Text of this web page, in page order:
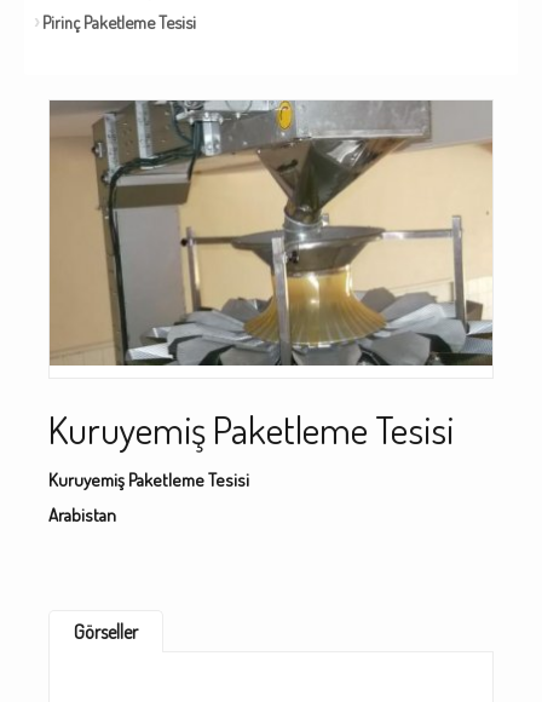
Pirinç Paketleme Tesisi
Kuruyemiş Paketleme Tesisi
Kuruyemiş Paketleme Tesisi
Arabistan
Görseller